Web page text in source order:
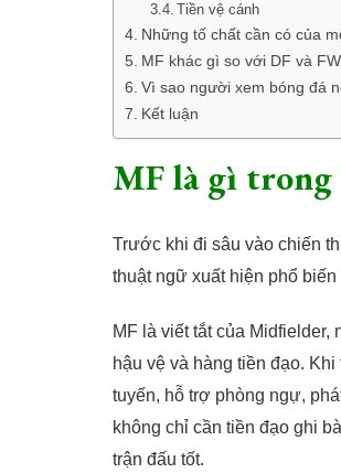
Tiền vệ cánh
Những tố chất cần có của
MF khác gì so với DF và
Vì sao người xem bóng đá
Kết luận
MF là gì trong
Trước khi đi sâu vào chiến
thuật ngữ xuất hiện phổ
MF là viết tắt của
hậu vệ và hàng tiền đạo. Khi
tuyến, hỗ trợ phòng ngự,
không chỉ cần tiền đạo ghi
trận đấu tốt.